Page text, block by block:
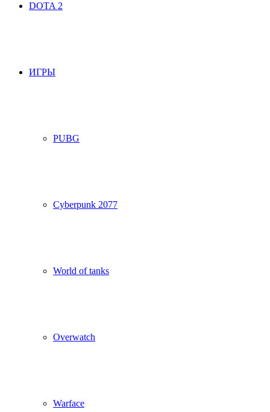
DOTA 2
ИГРЫ
PUBG
Cyberpunk 2077
World of tanks
Overwatch
Warface